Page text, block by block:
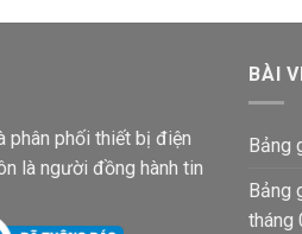
phân phối thiết bị điện
là người đồng hành tin
BÀI
Bảng
Bảng
tháng